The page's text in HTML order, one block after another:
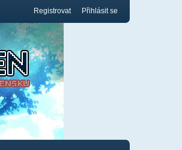
Registrovat Přihlásit se